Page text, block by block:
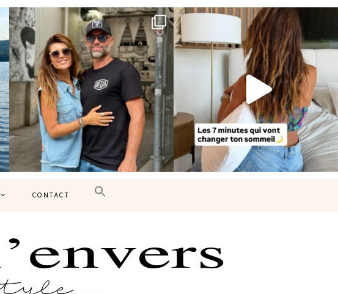
Montréal, une très belle surprise 🇨🇦
J’ai...
442
Le sommeil est essentiel à notre bien-
être… et...
102 14
CONTACT